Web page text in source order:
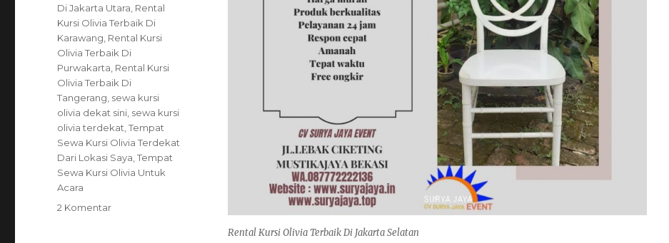
Rental Kursi Olivia Terbaik Di Jakarta Selatan
Di Jakarta Utara Rental
Kursi Olivia Terbaik Di
Karawang Rental Kursi
Olivia Terbaik Di
Purwakarta Rental Kursi
Olivia Terbaik Di
Tangerang sewa kursi
olivia dekat sini sewa kursi
olivia terdekat ,Tempat
Sewa Kursi Olivia Terdekat
Dari Lokasi Saya ,Tempat
Sewa Kursi Olivia Untuk
Acara
2 Komentarpada